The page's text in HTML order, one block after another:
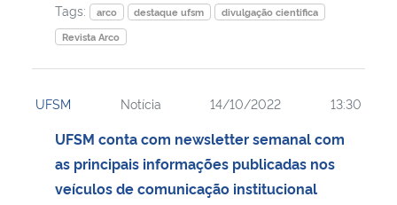
Tags:
arco destaque ufsm
divulgação cientifica
Revista Arco
UFSM Notícia 14/10/2022 13:30
UFSM conta com newsletter semanal com
as principais informações publicadas nos
veículos de comunicação institucional